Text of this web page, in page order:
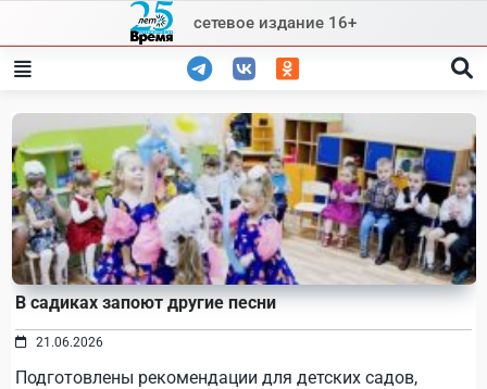
content
сетевое издание 16+
В садиках запоют другие песни
21.06.2026
Подготовлены рекомендации для детских садов,